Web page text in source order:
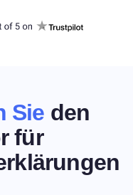
Sie den
für